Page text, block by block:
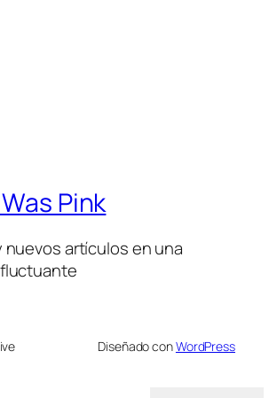
Pink
nuevos artículos en una
Diseñado conWordPress